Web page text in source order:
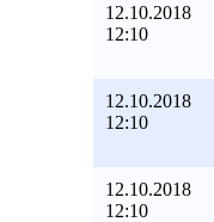
12.10.2018
12:10
12.10.2018
12:10
12.10.2018
12:10